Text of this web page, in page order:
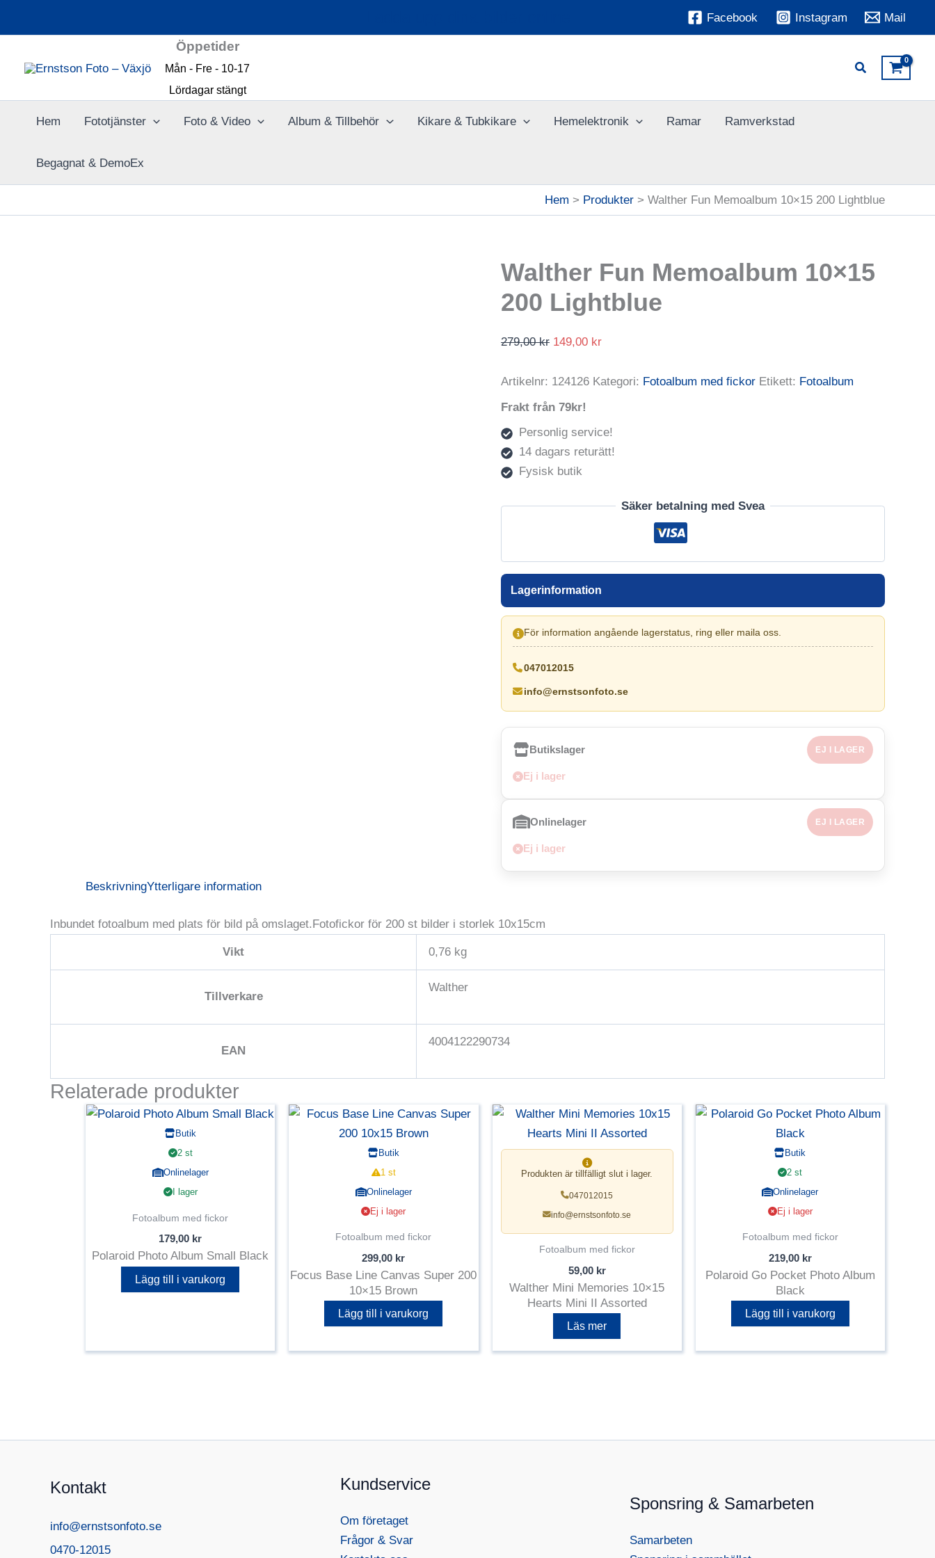
Facebook Instagram Mail
Öppetider
Mån - Fre - 10-17
Lördagar stängt
Hem Fototjänster Foto & Video Album & Tillbehör Kikare & Tubkikare Hemelektronik Ramar Ramverkstad
Begagnat & DemoEx
Hem Produkter Walther Fun Memoalbum 10×15 200 Lightblue
Walther Fun Memoalbum 10×15
200 Lightblue
279,00kr Det
priset
149,00 krDet
priset
Artikelnr: 124126 Kategori: Fotoalbum med fickor Etikett: Fotoalbum
Frakt från 79kr!
Personlig service!
14 dagars returätt!
Fysisk butik
Säker betalning med Svea
Lagerinformation
För information angående lagerstatus, ring eller maila oss.
047012015
info@ernstsonfoto.se
Butikslager EJ I LAGER
Ej i lager
Onlinelager EJ I LAGER
Ej i lager
BeskrivningYtterligare information
Inbundet fotoalbum med plats för bild på omslaget.Fotofickor för 200 st bilder i storlek 10x15cm
Vikt 0,76 kg
Tillverkare
Walther
EAN
4004122290734
Relaterade produkter
Butik
2 st
Onlinelager
I lager
Fotoalbum med fickor
179,00 kr
Polaroid Photo Album Small Black
Lägg till i varukorg
Butik
1 st
Onlinelager
Ej i lager
Fotoalbum med fickor
299,00 kr
Focus Base Line Canvas Super 200
10×15 Brown
Lägg till i varukorg
Produkten är tillfälligt slut i lager.
047012015
info@ernstsonfoto.se
Fotoalbum med fickor
59,00 kr
Walther Mini Memories 10×15
Hearts Mini II Assorted
Läs mer
Butik
2 st
Onlinelager
Ej i lager
Fotoalbum med fickor
219,00 kr
Polaroid Go Pocket Photo Album
Black
Lägg till i varukorg
Kontakt
info@ernstsonfoto.se
0470-12015
Kundservice
Om företaget
Frågor & Svar
Sponsring & Samarbeten
Samarbeten